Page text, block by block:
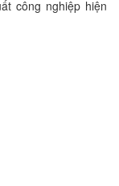
công nghiệp hiện